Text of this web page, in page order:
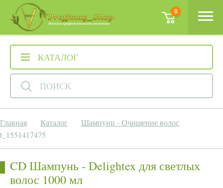
0
КАТАЛОГ
ПОИСК
Главная Каталог
Шампуни - Очищение волос
t_1551417475
CD Шампунь - Delightex для светлых
волос 1000 мл